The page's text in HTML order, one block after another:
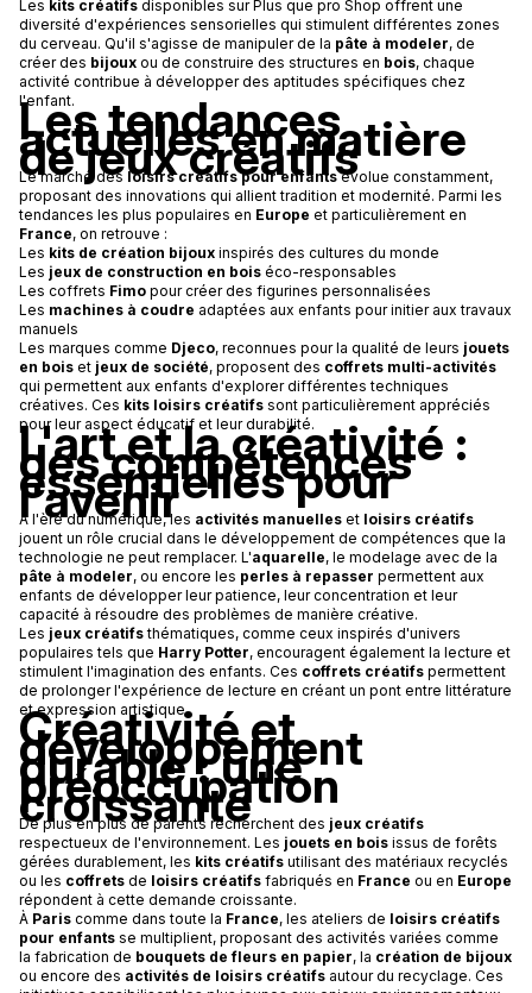
Les kits créatifs disponibles sur Plus que pro Shop offrent une
diversité d'expériences sensorielles qui stimulent différentes zones
du cerveau. Qu'il s'agisse de manipuler de la pâte à modeler, de
créer des bijoux ou de construire des structures en bois, chaque
activité contribue à développer des aptitudes spécifiques chez
l'enfant.
Les tendances
actuelles en matière
de jeux créatifs
Le marché des loisirs créatifs pour enfantsévolue constamment,
proposant des innovations qui allient tradition et modernité. Parmi les
tendances les plus populaires en Europe et particulièrement en
France, on retrouve :
Les kits de création bijoux inspirés des cultures du monde
Les jeux de construction en bois éco-responsables
Les coffrets Fimo pour créer des figurines personnalisées
Les machines à coudre adaptées aux enfants pour initier aux travaux
manuels
Les marques comme Djeco, reconnues pour la qualité de leurs jouets
en bois et jeux de société, proposent des coffrets multi-activités
qui permettent aux enfants d'explorer différentes techniques
créatives. Ces kits loisirs créatifs sont particulièrement appréciés
pour leur aspect éducatif et leur durabilité.
L'art et la créativité :
des compétences
essentielles pour
l'avenir
À l'ère du numérique, les activités manuelles et loisirs créatifs
jouent un rôle crucial dans le développement de compétences que la
technologie ne peut remplacer. L'aquarelle, le modelage avec de la
pâte à modeler, ou encore les perles à repasser permettent aux
enfants de développer leur patience, leur concentration et leur
capacité à résoudre des problèmes de manière créative.
Les jeux créatifsthématiques, comme ceux inspirés d'univers
populaires tels que Harry Potter, encouragent également la lecture et
stimulent l'imagination des enfants. Ces coffrets créatifs permettent
de prolonger l'expérience de lecture en créant un pont entre littérature
et expression artistique.
Créativité et
développement
durable : une
préoccupation
croissante
De plus en plus de parents recherchent des jeux créatifs
respectueux de l'environnement. Les jouets en bois issus de forêts
gérées durablement, les kits créatifs utilisant des matériaux recyclés
ou les coffrets de loisirs créatifs fabriqués en France ou en Europe
répondent à cette demande croissante.
À Paris comme dans toute la France, les ateliers de loisirs créatifs
pour enfants se multiplient, proposant des activités variées comme
la fabrication de bouquets de fleurs en papier, la création de bijoux
ou encore des activités de loisirs créatifs autour du recyclage. Ces